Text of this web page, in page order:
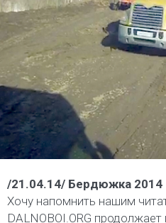
/21.04.14/ Бердюжка 2014
Хочу напомнить нашим
DALNOBOI.ORG